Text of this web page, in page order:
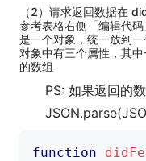
（2）请求返回数据在
参考表格右侧「编辑代
是一个对象，统一放到
对象中有三个属性，其
的数组
PS: 如果返回的
function